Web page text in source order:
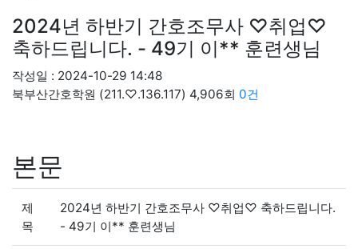
2024년 하반기 간호조무사 ♡취업♡
축하드립니다. - 49기 이** 훈련생님
작성일 : 2024-10-29 14:48
북부산간호학원 (211.♡.136.117) 4,906회 0건
본문
제
목
2024년 하반기 간호조무사 ♡취업♡ 축하드립니다.
- 49기 이** 훈련생님